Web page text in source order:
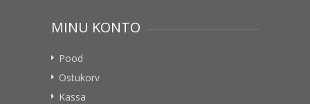
MINU KONTO
Pood
Ostukorv
Kassa